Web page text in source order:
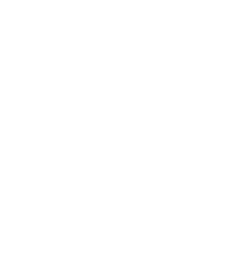
万～510万円／伝統の伊達巻づくり
伝統の伊達巻づくり